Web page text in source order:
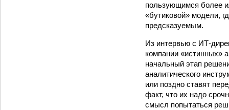
пользующимся более
«бутиковой» модели,
предсказуемым.
Из интервью с ИТ-
компании «истинных»
начальный этап
аналитического
или поздно ставят
факт, что их надо
смысл попытаться